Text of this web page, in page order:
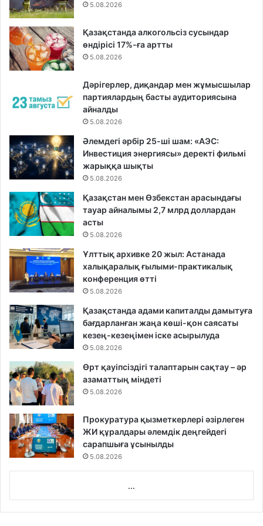
5.08.2026
Қазақстанда алкогольсіз сусындар
өндірісі 17%-ға артты
5.08.2026
Дәрігерлер, диқандар мен жұмысшылар
партиялардың басты аудиториясына
айналды
5.08.2026
Әлемдегі әрбір 25-ші шам: «АЭС:
Инвестиция энергиясы» деректі фильмі
жарыққа шықты
5.08.2026
Қазақстан мен Өзбекстан арасындағы
тауар айналымы 2,7 млрд доллардан
асты
5.08.2026
Ұлттық архивке 20 жыл: Астанада
халықаралық ғылыми-практикалық
конференция өтті
5.08.2026
Қазақстанда адами капиталды дамытуға
бағдарланған жаңа көші-қон саясаты
кезең-кезеңімен іске асырылуда
5.08.2026
Өрт қауіпсіздігі талаптарын сақтау – әр
азаматтың міндеті
5.08.2026
Прокуратура қызметкерлері әзірлеген
ЖИ құралдары әлемдік деңгейдегі
сарапшыға ұсынылды
5.08.2026
...